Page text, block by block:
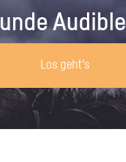
Audible
Los geht's